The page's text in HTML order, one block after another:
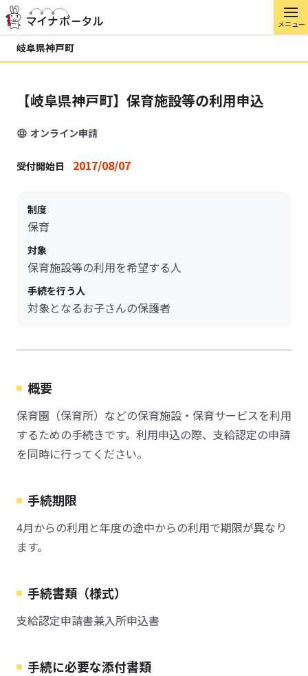
メニュー
岐阜県神戸町
【岐阜県神戸町】保育施設等の利用申込
オンライン申請
受付開始日 2017/08/07
制度
保育
対象
保育施設等の利用を希望する人
手続を行う人
対象となるお子さんの保護者
概要
保育園（保育所）などの保育施設・保育サービスを利用
するための手続きです。利用申込の際、支給認定の申請
を同時に行ってください。
手続期限
4月からの利用と年度の途中からの利用で期限が異なり
ます。
手続書類（様式）
支給認定申請書兼入所申込書
手続に必要な添付書類